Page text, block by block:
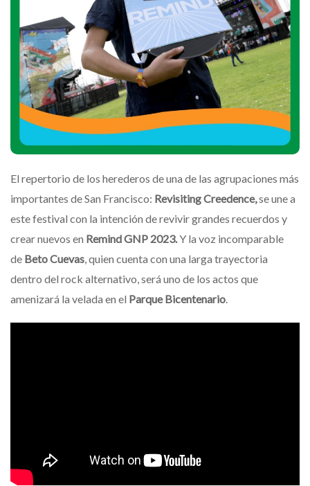
El repertorio de los herederos de una de las agrupaciones más
importantes de San Francisco: Revisiting Creedence,se une a
este festival con la intención de revivir grandes recuerdos y
crear nuevos en Remind GNP 2023.Y la voz incomparable
de Beto Cuevas, quien cuenta con una larga trayectoria
dentro del rock alternativo, será uno de los actos que
amenizará la velada en el Parque Bicentenario.